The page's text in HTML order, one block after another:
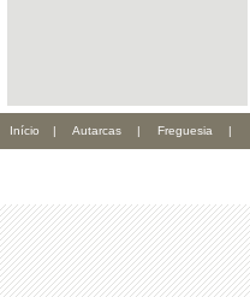
Início | Autarcas | Freguesia |